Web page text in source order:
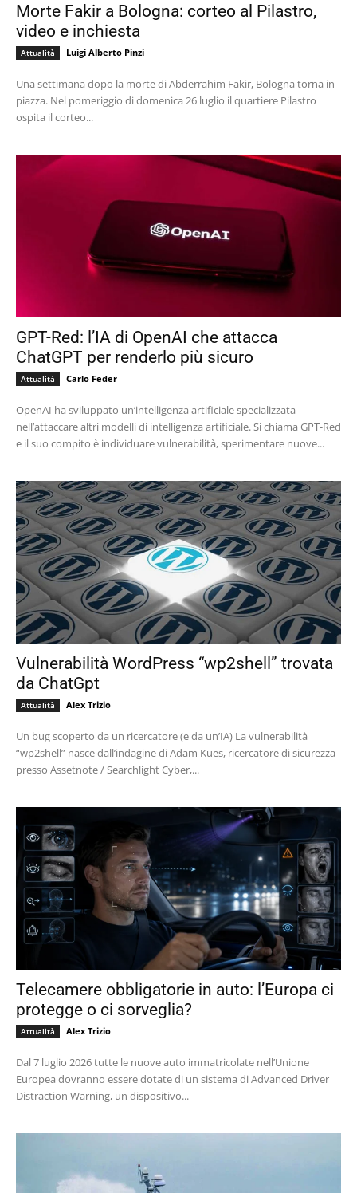
Morte Fakir a Bologna: corteo al Pilastro,
video e inchiesta
Attualità Luigi Alberto Pinzi
Una settimana dopo la morte di Abderrahim Fakir, Bologna torna in
piazza. Nel pomeriggio di domenica 26 luglio il quartiere Pilastro
ospita il corteo...
GPT-Red: l’IA di OpenAI che attacca
ChatGPT per renderlo più sicuro
Attualità Carlo Feder
OpenAI ha sviluppato un’intelligenza artificiale specializzata
nell’attaccare altri modelli di intelligenza artificiale. Si chiama GPT-Red
e il suo compito è individuare vulnerabilità, sperimentare nuove...
Vulnerabilità WordPress “wp2shell” trovata
da ChatGpt
Attualità Alex Trizio
Un bug scoperto da un ricercatore (e da un’IA) La vulnerabilità
“wp2shell” nasce dall’indagine di Adam Kues, ricercatore di sicurezza
presso Assetnote / Searchlight Cyber,...
Telecamere obbligatorie in auto: l’Europa ci
protegge o ci sorveglia?
Attualità Alex Trizio
Dal 7 luglio 2026 tutte le nuove auto immatricolate nell’Unione
Europea dovranno essere dotate di un sistema di Advanced Driver
Distraction Warning, un dispositivo...